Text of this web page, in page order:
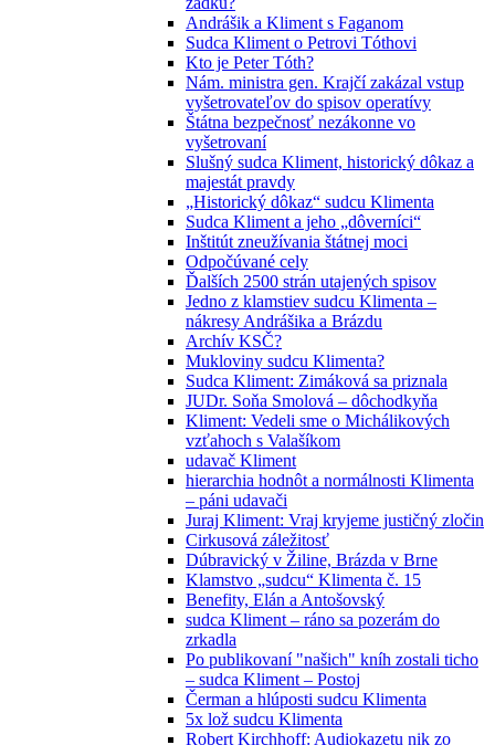
Andrášik a Kliment s Faganom
Sudca Kliment o Petrovi Tóthovi
Kto je Peter Tóth?
Nám. ministra gen. Krajčí zakázal vstup
vyšetrovateľov do spisov operatívy
Štátna bezpečnosť nezákonne vo
vyšetrovaní
Slušný sudca Kliment, historický dôkaz a
majestát pravdy
„Historický dôkaz“ sudcu Klimenta
Sudca Kliment a jeho „dôverníci“
Inštitút zneužívania štátnej moci
Odpočúvané cely
Ďalších 2500 strán utajených spisov
Jedno z klamstiev sudcu Klimenta –
nákresy Andrášika a Brázdu
Archív KSČ?
Mukloviny sudcu Klimenta?
Sudca Kliment: Zimáková sa priznala
JUDr. Soňa Smolová – dôchodkyňa
Kliment: Vedeli sme o Michálikových
vzťahoch s Valašíkom
udavač Kliment
hierarchia hodnôt a normálnosti Klimenta
– páni udavači
Juraj Kliment: Vraj kryjeme justičný zločin
Cirkusová záležitosť
Dúbravický v Žiline, Brázda v Brne
Klamstvo „sudcu“ Klimenta č. 15
Benefity, Elán a Antošovský
sudca Kliment – ráno sa pozerám do
zrkadla
Po publikovaní "našich" kníh zostali ticho
– sudca Kliment – Postoj
Čerman a hlúposti sudcu Klimenta
5x lož sudcu Klimenta
Robert Kirchhoff: Audiokazetu nik zo